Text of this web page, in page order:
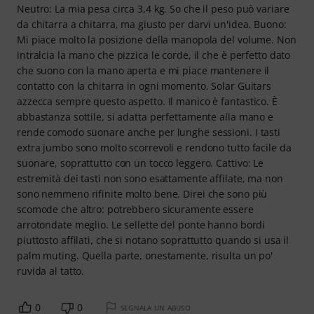
Neutro: La mia pesa circa 3,4 kg. So che il peso può variare
da chitarra a chitarra, ma giusto per darvi un'idea. Buono:
Mi piace molto la posizione della manopola del volume. Non
intralcia la mano che pizzica le corde, il che è perfetto dato
che suono con la mano aperta e mi piace mantenere il
contatto con la chitarra in ogni momento. Solar Guitars
azzecca sempre questo aspetto. Il manico è fantastico. È
abbastanza sottile, si adatta perfettamente alla mano e
rende comodo suonare anche per lunghe sessioni. I tasti
extra jumbo sono molto scorrevoli e rendono tutto facile da
suonare, soprattutto con un tocco leggero. Cattivo: Le
estremità dei tasti non sono esattamente affilate, ma non
sono nemmeno rifinite molto bene. Direi che sono più
scomode che altro: potrebbero sicuramente essere
arrotondate meglio. Le sellette del ponte hanno bordi
piuttosto affilati, che si notano soprattutto quando si usa il
palm muting. Quella parte, onestamente, risulta un po'
ruvida al tatto.
0 0 SEGNALA UN ABUSO